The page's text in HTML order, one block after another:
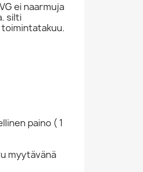
ei naarmuja
silti
paino ( 1
myytävänä